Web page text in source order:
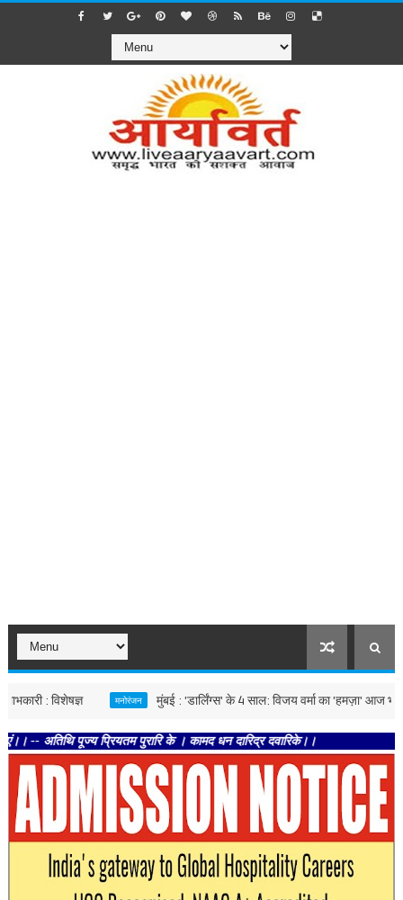
: विशेषज्ञ मनोरंजन मुंबई : 'डार्लिंग्स' के 4 साल: विजय वर्मा का 'हमज़ा' आज भी क्यों
पूज्य प्रियतम पुरारि के । कामद धन दारिद्र दवारिके।।